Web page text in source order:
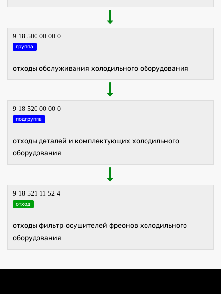
9 18 500 00 00 0
группа
отходы обслуживания холодильного оборудования
9 18 520 00 00 0
подгруппа
отходы деталей и комплектующих холодильного
оборудования
9 18 521 11 52 4
отход
отходы фильтр-осушителей фреонов холодильного
оборудования